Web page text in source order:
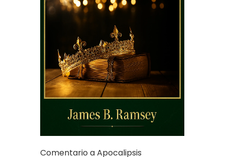
Comentario a Apocalipsis